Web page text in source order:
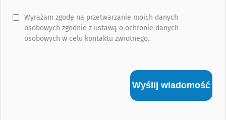
Wyrażam zgodę na przetwarzanie moich danych
osobowych zgodnie z ustawą o ochronie danych
osobowych w celu kontaktu zwrotnego.